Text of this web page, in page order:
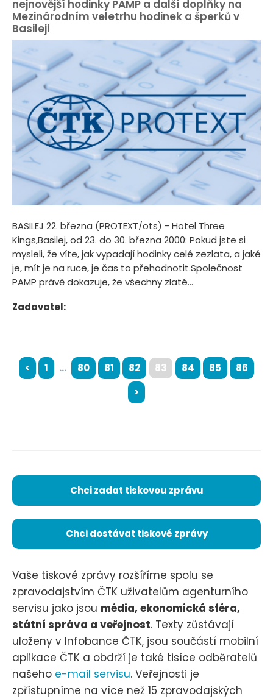
nejnovější hodinky PAMP a další doplňky na
Mezinárodním veletrhu hodinek a šperků v
Basileji
BASILEJ 22. března (PROTEXT/ots) - Hotel Three
Kings,Basilej, od 23. do 30. března 2000: Pokud jste si
mysleli, že víte, jak vypadají hodinky celé zezlata, a jaké
je, mít je na ruce, je čas to přehodnotit.Společnost
PAMP právě dokazuje, že všechny zlaté...
Zadavatel:
< 1 ... 80 81 82 83 84 85
86
>
Chci zadat tiskovou zprávu
Chci dostávat tiskové zprávy
Vaše tiskové zprávy rozšíříme spolu se
zpravodajstvím ČTK uživatelům agenturního
servisu jako jsou média, ekonomická sféra,
státní správa a veřejnost. Texty zůstávají
uloženy v Infobance ČTK, jsou součástí mobilní
aplikace ČTK a obdrží je také tisíce odběratelů
našeho e-mail servisu. Veřejnosti je
zpřístupníme na více než 15 zpravodajských